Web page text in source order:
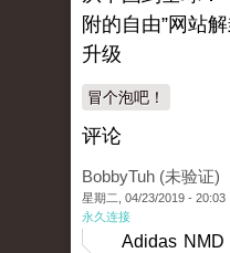
附的自由”网站
升级
冒个泡吧！
评论
BobbyTuh (未验证)
星期二, 04/23/2019 - 20:03
永久连接
Adidas NMD